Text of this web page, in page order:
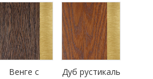
Венге с
Дуб рустикаль